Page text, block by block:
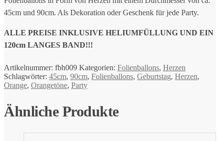
45cm und 90cm. Als Dekoration oder Geschenk für jede Party.
ALLE PREISE INKLUSIVE HELIUMFÜLLUNG UND EIN
120cm LANGES BAND!!!
Artikelnummer: fbh009 Kategorien: Folienballons, Herzen
Schlagwörter: 45cm, 90cm, Folienballons, Geburtstag, Herzen,
Orange, Orangetöne, Party
Ähnliche Produkte